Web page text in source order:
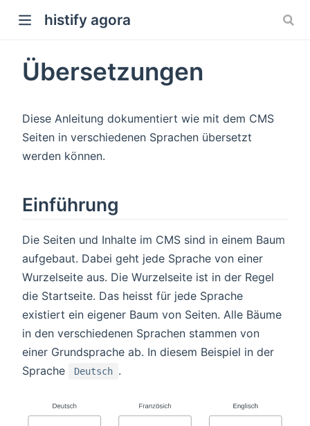
histify agora
Übersetzungen
Diese Anleitung dokumentiert wie mit dem CMS
Seiten in verschiedenen Sprachen übersetzt
werden können.
Einführung
Die Seiten und Inhalte im CMS sind in einem Baum
aufgebaut. Dabei geht jede Sprache von einer
Wurzelseite aus. Die Wurzelseite ist in der Regel
die Startseite. Das heisst für jede Sprache
existiert ein eigener Baum von Seiten. Alle Bäume
in den verschiedenen Sprachen stammen von
einer Grundsprache ab. In diesem Beispiel in der
Sprache
Deutsch .